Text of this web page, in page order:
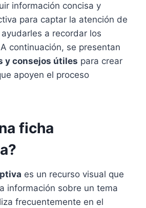
información concisa y
para captar la atención de
a recordar los
continuación, se presentan
y consejos útiles para crear
apoyen el proceso
ficha
es un recurso visual que
información sobre un tema
frecuentemente en el